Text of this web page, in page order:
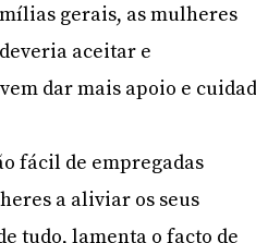
gerais, as mulheres
aceitar e
dar mais apoio e
fácil de empregadas
a aliviar os seus
tudo, lamenta o facto de